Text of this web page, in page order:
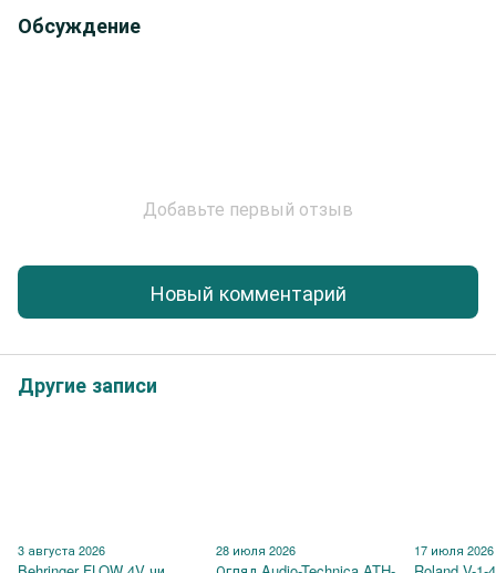
Обсуждение
Добавьте первый отзыв
Новый комментарий
Другие записи
3 августа 2026 28 июля 2026 17 июля 2026